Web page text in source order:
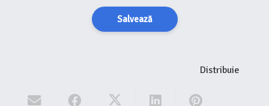
Salvează
Distribuie